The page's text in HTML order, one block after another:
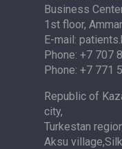
Business
1st floor,
E-mail:
Phone: +7 707
Phone: +7 771
Republic of
city,
Turkestan
Aksu